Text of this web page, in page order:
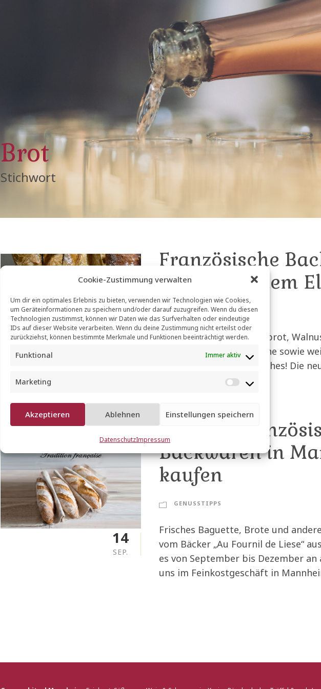
Cookie-Zustimmung verwalten
Um dir ein optimales Erlebnis zu bieten, verwenden wir Technologien wie Cookies,
um Geräteinformationen zu speichern und/oder darauf zuzugreifen. Wenn du diesen
Technologien zustimmst, können wir Daten wie das Surfverhalten oder eindeutige
IDs auf dieser Website verarbeiten. Wenn du deine Zustimmung nicht erteilst oder
zurückziehst, können bestimmte Merkmale und Funktionen beeinträchtigt werden.
Funktional Immer aktiv
Marketing
M
r
t
Akzeptieren Ablehnen Einstellungen speichern
DatenschutzImpressum
Brot
Stichwort
Französische
Frisch aus dem
GENUSSTIPPS
Frisches Baguette, Weißbrot,
Chocolat, buttrige Brioche sowie
Elsass, zum Beispiel Quiches! Die
14
SEP.
Original
Backwaren in
kaufen
GENUSSTIPPS
Frisches Baguette, Brote und
vom Bäcker „Au Fournil de Liese“
es von September bis Dezember
uns im Feinkostgeschäft in